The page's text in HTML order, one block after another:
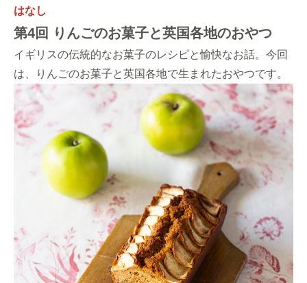
はなし
第4回 りんごのお菓子と英国各地のおやつ
イギリスの伝統的なお菓子のレシピと愉快なお話。今回
は、りんごのお菓子と英国各地で生まれたおやつです。